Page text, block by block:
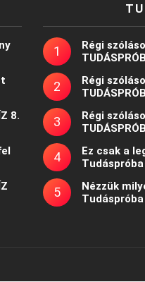
8.
Régi
Régi
Régi
Ez csak a
Nézzük
Tudáspróba